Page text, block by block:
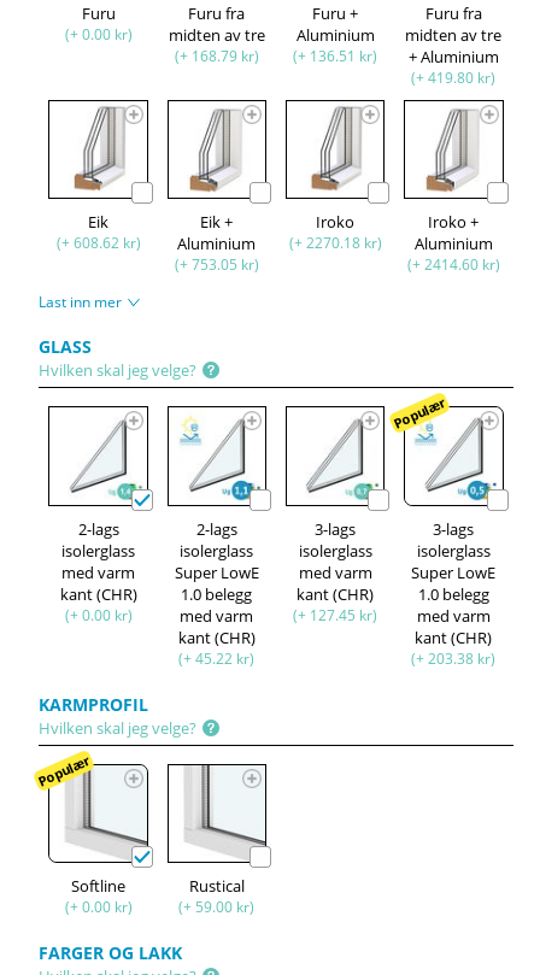
Furu
(+ 0.00 kr)
Furu fra
midten av tre
(+ 168.79 kr)
Furu +
Aluminium
(+ 136.51 kr)
Furu fra
midten av tre
+ Aluminium
(+ 419.80 kr)
Eik
(+ 608.62 kr)
Eik +
Aluminium
(+ 753.05 kr)
Iroko
(+ 2270.18 kr)
Iroko +
Aluminium
(+ 2414.60 kr)
Last inn mer
GLASS
Hvilken skal jeg velge?
2-lags
isolerglass
med varm
kant (CHR)
(+ 0.00 kr)
2-lags
isolerglass
Super LowE
1.0 belegg
med varm
kant (CHR)
(+ 45.22 kr)
3-lags
isolerglass
med varm
kant (CHR)
(+ 127.45 kr)
Populær
3-lags
isolerglass
Super LowE
1.0 belegg
med varm
kant (CHR)
(+ 203.38 kr)
KARMPROFIL
Hvilken skal jeg velge?
Populær
Softline
(+ 0.00 kr)
Rustical
(+ 59.00 kr)
FARGER OG LAKK